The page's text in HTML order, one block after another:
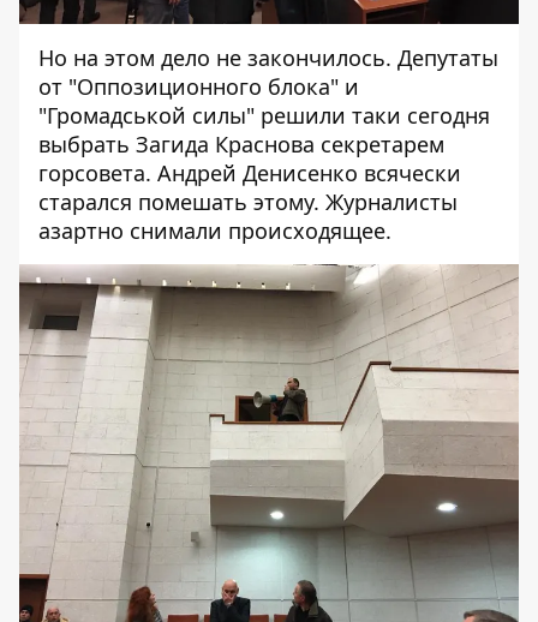
Но на этом дело не закончилось. Депутаты
от "Оппозиционного блока" и
"Громадськой силы" решили таки сегодня
выбрать Загида Краснова секретарем
горсовета. Андрей Денисенко всячески
старался помешать этому. Журналисты
азартно снимали происходящее.